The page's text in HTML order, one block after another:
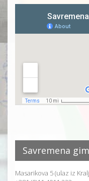
Savremena
Masarikova 5 (ulaz iz